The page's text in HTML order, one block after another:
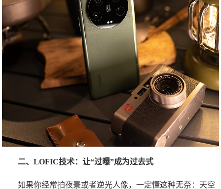
二、LOFIC技术：让“过曝”成为过去式
如果你经常拍夜景或者逆光人像，一定懂这种无奈：天空